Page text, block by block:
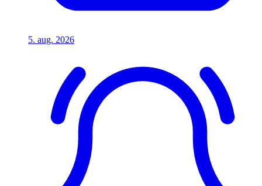
5. aug. 2026